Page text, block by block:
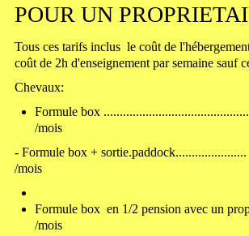
POUR UN
Tous ces tarifs inclus le coût de
coût de 2h d'enseignement par semaine sauf
Chevaux:
Formule box
/mois
- Formule box +
/mois
Formule box en 1/2 pension avec un
/mois